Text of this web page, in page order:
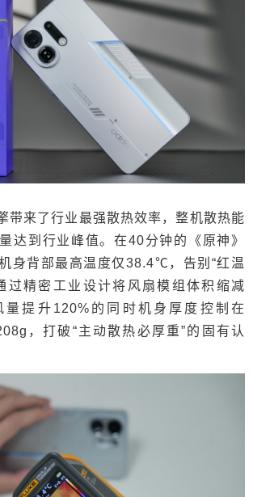
来了行业最强散热效率，整机散热能
达到行业峰值。在40分钟的《原神》
身背部最高温度仅38.4℃，告别“红温
过精密工业设计将风扇模组体积缩减
量提升120%的同时机身厚度控制在
，打破“主动散热必厚重”的固有认